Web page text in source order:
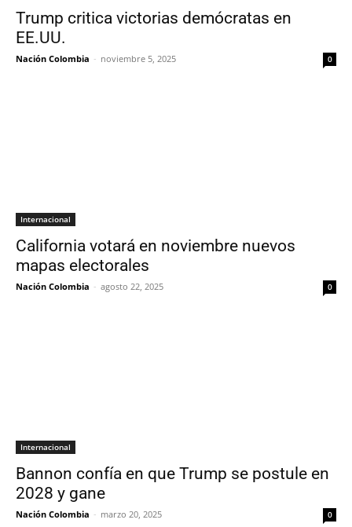
Trump critica victorias demócratas en
EE.UU.
Nación Colombia - noviembre 5, 2025 0
Internacional
California votará en noviembre nuevos
mapas electorales
Nación Colombia - agosto 22, 2025 0
Internacional
Bannon confía en que Trump se postule en
2028 y gane
Nación Colombia - marzo 20, 2025 0